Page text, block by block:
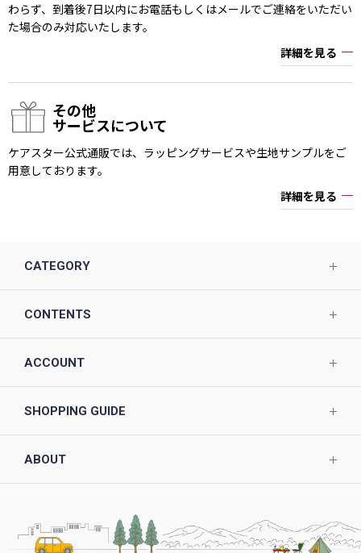
わらず、到着後7日以内にお電話もしくはメールでご連絡をいただい
た場合のみ対応いたします。
詳細を見る
その他
サービスについて
ケアスター公式通販では、ラッピングサービスや生地サンプルをご
用意しております。
詳細を見る
CATEGORY
CONTENTS
ACCOUNT
SHOPPING GUIDE
ABOUT